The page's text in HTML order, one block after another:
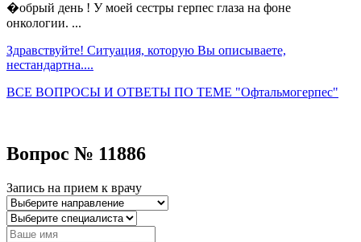
�обрый день ! У моей сестры герпес глаза на фоне
онкологии. ...
Здравствуйте! Ситуация, которую Вы описываете,
нестандартна....
ВСЕ ВОПРОСЫ И ОТВЕТЫ ПО ТЕМЕ "Офтальмогерпес"
Вопрос № 11886
Запись на прием к врачу